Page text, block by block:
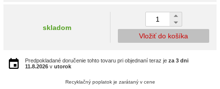
skladom
Vložiť do košíka
Predpokladané doručenie tohto tovaru pri objednaní teraz je za 3 dni
11.8.2026 v utorok
Recyklačný poplatok je zarátaný v cene